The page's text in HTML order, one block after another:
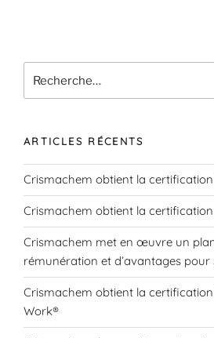
pour
ARTICLES RÉCENTS
Crismachem obtient la certification
Crismachem obtient la
Crismachem met en œuvre un
rémunération et d’avantages pour
Crismachem obtient la certification
Work®